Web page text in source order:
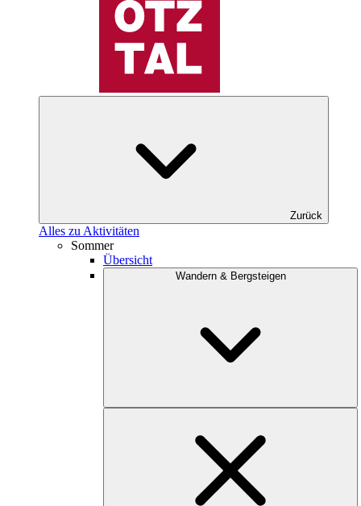
Zurück
Alles zu Aktivitäten
Sommer
Übersicht
Wandern & Bergsteigen